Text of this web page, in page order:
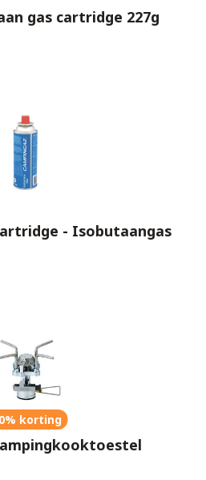
gas cartridge 227g
- Isobutaangas
korting